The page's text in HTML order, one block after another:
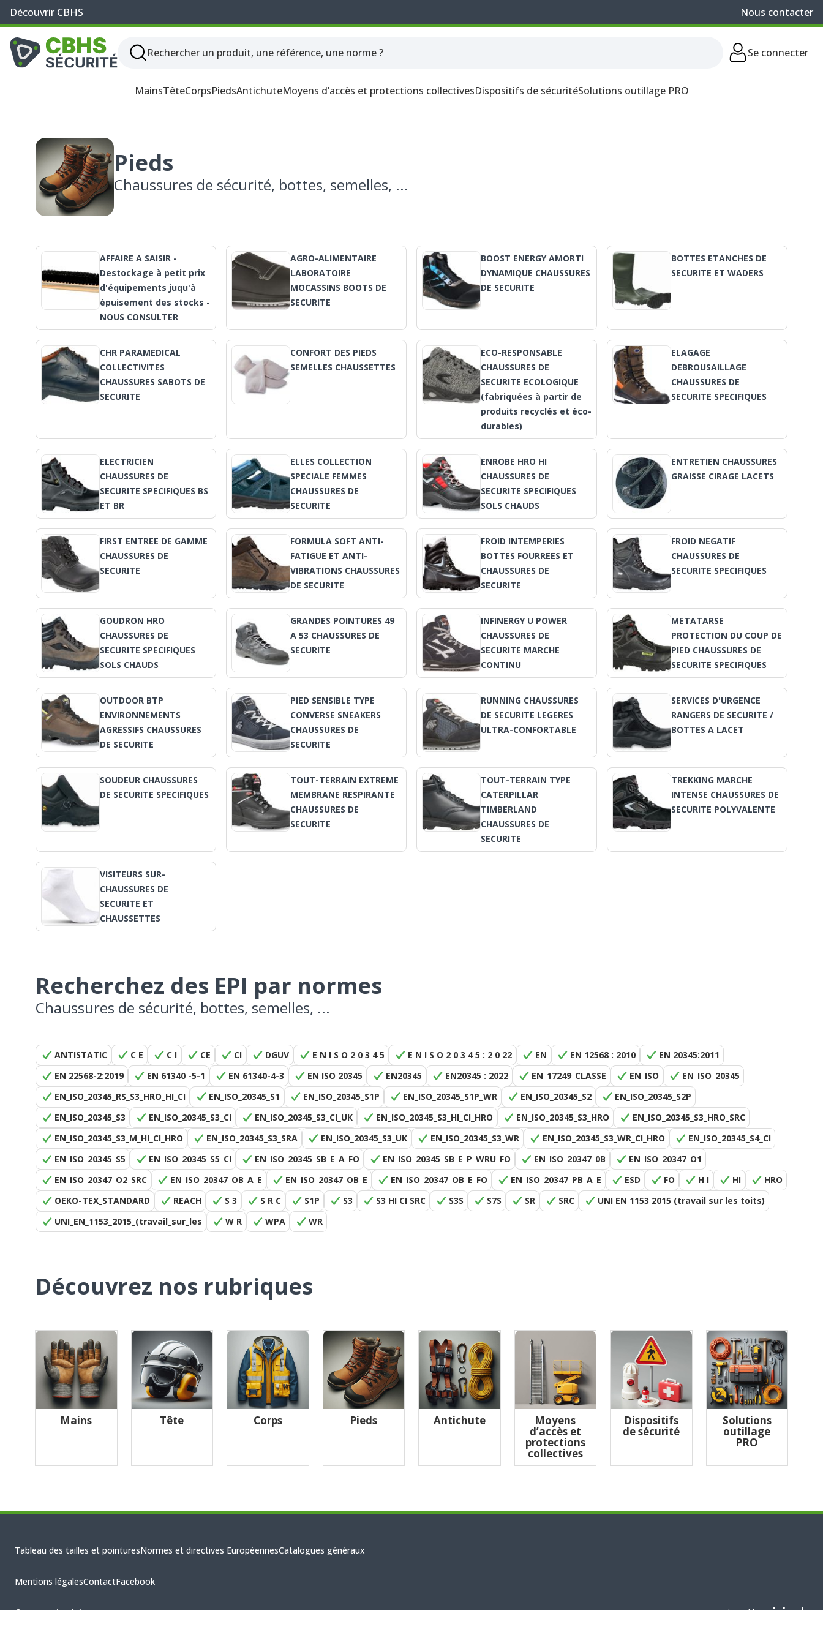
Découvrir CBHS Nous contacter
Se connecter
MainsTêteCorpsPiedsAntichuteMoyens d’accès et protections collectivesDispositifs de sécuritéSolutions outillage PRO
Pieds
Chaussures de sécurité, bottes, semelles, ...
AFFAIRE A SAISIR -
Destockage à petit prix
d'équipements juqu'à
épuisement des stocks -
NOUS CONSULTER
AGRO-ALIMENTAIRE
LABORATOIRE
MOCASSINS BOOTS DE
SECURITE
BOOST ENERGY AMORTI
DYNAMIQUE CHAUSSURES
DE SECURITE
BOTTES ETANCHES DE
SECURITE ET WADERS
CHR PARAMEDICAL
COLLECTIVITES
CHAUSSURES SABOTS DE
SECURITE
CONFORT DES PIEDS
SEMELLES CHAUSSETTES
ECO-RESPONSABLE
CHAUSSURES DE
SECURITE ECOLOGIQUE
(fabriquées à partir de
produits recyclés et éco-
durables)
ELAGAGE
DEBROUSAILLAGE
CHAUSSURES DE
SECURITE SPECIFIQUES
ELECTRICIEN
CHAUSSURES DE
SECURITE SPECIFIQUES BS
ET BR
ELLES COLLECTION
SPECIALE FEMMES
CHAUSSURES DE
SECURITE
ENROBE HRO HI
CHAUSSURES DE
SECURITE SPECIFIQUES
SOLS CHAUDS
ENTRETIEN CHAUSSURES
GRAISSE CIRAGE LACETS
FIRST ENTREE DE GAMME
CHAUSSURES DE
SECURITE
FORMULA SOFT ANTI-
FATIGUE ET ANTI-
VIBRATIONS CHAUSSURES
DE SECURITE
FROID INTEMPERIES
BOTTES FOURREES ET
CHAUSSURES DE
SECURITE
FROID NEGATIF
CHAUSSURES DE
SECURITE SPECIFIQUES
GOUDRON HRO
CHAUSSURES DE
SECURITE SPECIFIQUES
SOLS CHAUDS
GRANDES POINTURES 49
A 53 CHAUSSURES DE
SECURITE
INFINERGY U POWER
CHAUSSURES DE
SECURITE MARCHE
CONTINU
METATARSE
PROTECTION DU COUP DE
PIED CHAUSSURES DE
SECURITE SPECIFIQUES
OUTDOOR BTP
ENVIRONNEMENTS
AGRESSIFS CHAUSSURES
DE SECURITE
PIED SENSIBLE TYPE
CONVERSE SNEAKERS
CHAUSSURES DE
SECURITE
RUNNING CHAUSSURES
DE SECURITE LEGERES
ULTRA-CONFORTABLE
SERVICES D'URGENCE
RANGERS DE SECURITE /
BOTTES A LACET
SOUDEUR CHAUSSURES
DE SECURITE SPECIFIQUES
TOUT-TERRAIN EXTREME
MEMBRANE RESPIRANTE
CHAUSSURES DE
SECURITE
TOUT-TERRAIN TYPE
CATERPILLAR
TIMBERLAND
CHAUSSURES DE
SECURITE
TREKKING MARCHE
INTENSE CHAUSSURES DE
SECURITE POLYVALENTE
VISITEURS SUR-
CHAUSSURES DE
SECURITE ET
CHAUSSETTES
Recherchez des EPI par normes
Chaussures de sécurité, bottes, semelles, ...
ANTISTATIC C E C I CE CI DGUV E N I S O 2 0 3 4 5 E N I S O 2 0 3 4 5 : 2 0 22 EN EN 12568 : 2010
EN 20345:2011
EN 22568-2:2019
EN 61340 -5-1 EN 61340-4-3 EN ISO 20345 EN20345 EN20345 : 2022 EN_17249_CLASSE EN_ISO
EN_ISO_20345
EN_ISO_20345_RS_S3_HRO_HI_CI
EN_ISO_20345_S1 EN_ISO_20345_S1P EN_ISO_20345_S1P_WR EN_ISO_20345_S2
EN_ISO_20345_S2P
EN_ISO_20345_S3
EN_ISO_20345_S3_CI EN_ISO_20345_S3_CI_UK EN_ISO_20345_S3_HI_CI_HRO EN_ISO_20345_S3_HRO
EN_ISO_20345_S3_HRO_SRC
EN_ISO_20345_S3_M_HI_CI_HRO
EN_ISO_20345_S3_SRA EN_ISO_20345_S3_UK EN_ISO_20345_S3_WR EN_ISO_20345_S3_WR_CI_HRO
EN_ISO_20345_S4_CI
EN_ISO_20345_S5
EN_ISO_20345_S5_CI EN_ISO_20345_SB_E_A_FO EN_ISO_20345_SB_E_P_WRU_FO EN_ISO_20347_0B
EN_ISO_20347_O1
EN_ISO_20347_O2_SRC
EN_ISO_20347_OB_A_E EN_ISO_20347_OB_E EN_ISO_20347_OB_E_FO EN_ISO_20347_PB_A_E ESD FO H I HI
HRO
OEKO-TEX_STANDARD
REACH S 3 S R C S1P S3 S3 HI CI SRC S3S S7S SR SRC
UNI EN 1153 2015 (travail sur les toits)
UNI_EN_1153_2015_(travail_sur_les
W R WPA WR
Découvrez nos rubriques
Mains Tête Corps Pieds Antichute Moyens
d’accès et
protections
collectives
Dispositifs
de sécurité
Solutions
outillage
PRO
Tableau des tailles et pointuresNormes et directives EuropéennesCatalogues généraux
Mentions légalesContactFacebook
© CBHS Sécurité 2026 Designed by